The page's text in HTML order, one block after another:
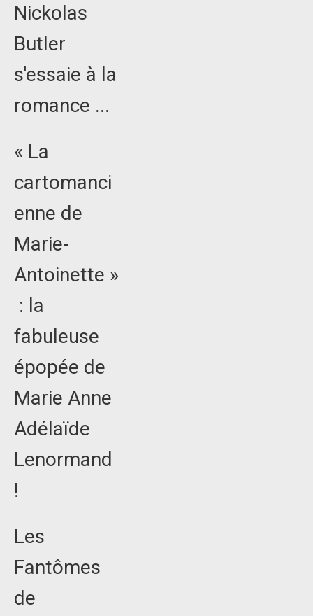
Nickolas
Butler
s'essaie à la
romance ...
« La
cartomanci
enne de
Marie-
Antoinette »
: la
fabuleuse
épopée de
Marie Anne
Adélaïde
Lenormand
!
Les
Fantômes
de